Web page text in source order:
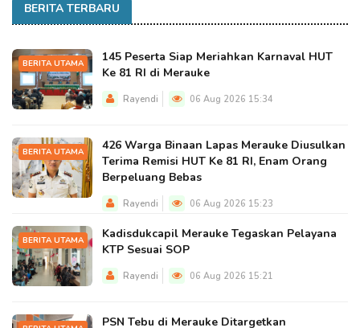
BERITA TERBARU
BERITA UTAMA
145 Peserta Siap Meriahkan Karnaval HUT
Ke 81 RI di Merauke
Rayendi 06 Aug 2026 15:34
BERITA UTAMA
426 Warga Binaan Lapas Merauke Diusulkan
Terima Remisi HUT Ke 81 RI, Enam Orang
Berpeluang Bebas
Rayendi 06 Aug 2026 15:23
BERITA UTAMA
Kadisdukcapil Merauke Tegaskan Pelayana
KTP Sesuai SOP
Rayendi 06 Aug 2026 15:21
PSN Tebu di Merauke Ditargetkan